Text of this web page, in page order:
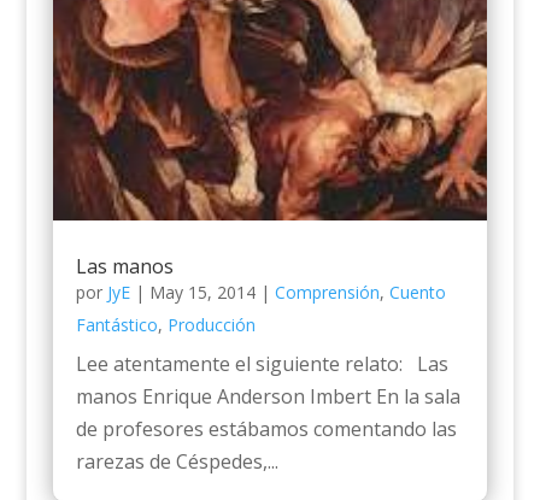
Las manos
por JyE| May 15, 2014| Comprensión, Cuento
Fantástico, Producción
Lee atentamente el siguiente relato: Las
manos Enrique Anderson Imbert En la sala
de profesores estábamos comentando las
rarezas de Céspedes,...